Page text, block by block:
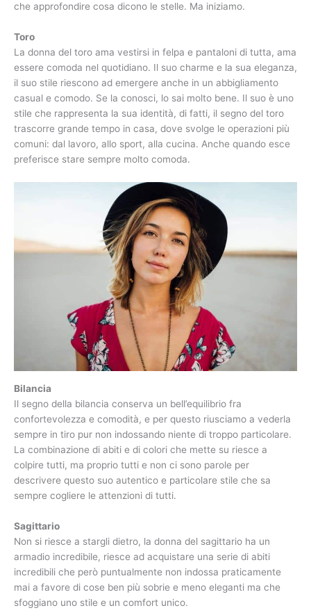
che approfondire cosa dicono le stelle. Ma iniziamo.
Toro
La donna del toro ama vestirsi in felpa e pantaloni di tutta, ama
essere comoda nel quotidiano. Il suo charme e la sua eleganza,
il suo stile riescono ad emergere anche in un abbigliamento
casual e comodo. Se la conosci, lo sai molto bene. Il suo è uno
stile che rappresenta la sua identità, di fatti, il segno del toro
trascorre grande tempo in casa, dove svolge le operazioni più
comuni: dal lavoro, allo sport, alla cucina. Anche quando esce
preferisce stare sempre molto comoda.
Bilancia
Il segno della bilancia conserva un bell’equilibrio fra
confortevolezza e comodità, e per questo riusciamo a vederla
sempre in tiro pur non indossando niente di troppo particolare.
La combinazione di abiti e di colori che mette su riesce a
colpire tutti, ma proprio tutti e non ci sono parole per
descrivere questo suo autentico e particolare stile che sa
sempre cogliere le attenzioni di tutti.
Sagittario
Non si riesce a stargli dietro, la donna del sagittario ha un
armadio incredibile, riesce ad acquistare una serie di abiti
incredibili che però puntualmente non indossa praticamente
mai a favore di cose ben più sobrie e meno eleganti ma che
sfoggiano uno stile e un comfort unico.